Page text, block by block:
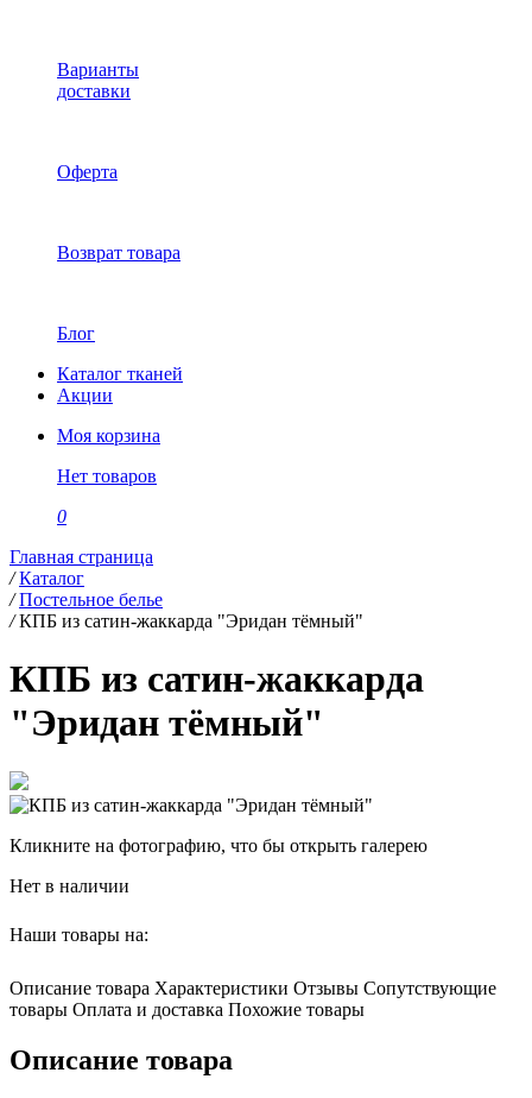
Варианты
доставки
Оферта
Возврат товара
Блог
Каталог тканей
Акции
Моя корзина
Нет товаров
0
Главная страница
/ Каталог
/ Постельное белье
/ КПБ из сатин-жаккарда "Эридан тёмный"
КПБ из сатин-жаккарда
"Эридан тёмный"
Кликните на фотографию, что бы открыть галерею
Нет в наличии
Наши товары на:
Описание товара Характеристики Отзывы Сопутствующие
товары Оплата и доставка Похожие товары
Описание товара